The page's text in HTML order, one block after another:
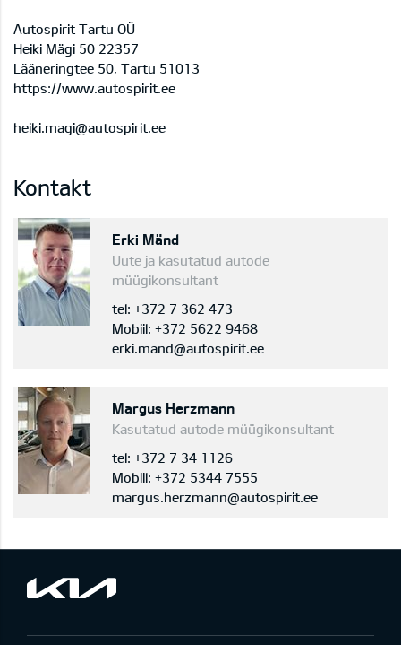
Autospirit Tartu OÜ
Heiki Mägi 50 22357
Lääneringtee 50, Tartu 51013
https://www.autospirit.ee
heiki.magi@autospirit.ee
Kontakt
Erki Mänd
Uute ja kasutatud autode
müügikonsultant
tel: +372 7 362 473
Mobiil: +372 5622 9468
erki.mand@autospirit.ee
Margus Herzmann
Kasutatud autode müügikonsultant
tel: +372 7 34 1126
Mobiil: +372 5344 7555
margus.herzmann@autospirit.ee